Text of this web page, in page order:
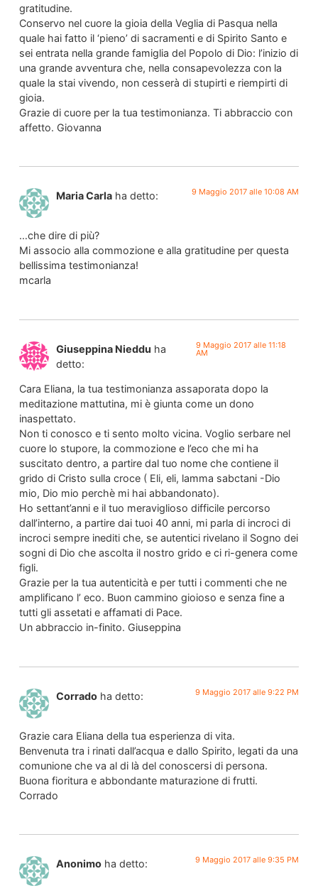
gratitudine.
Conservo nel cuore la gioia della Veglia di Pasqua nella
quale hai fatto il ‘pieno’ di sacramenti e di Spirito Santo e
sei entrata nella grande famiglia del Popolo di Dio: l’inizio di
una grande avventura che, nella consapevolezza con la
quale la stai vivendo, non cesserà di stupirti e riempirti di
gioia.
Grazie di cuore per la tua testimonianza. Ti abbraccio con
affetto. Giovanna
Maria Carla ha detto: 9 Maggio 2017 alle 10:08 AM
…che dire di più?
Mi associo alla commozione e alla gratitudine per questa
bellissima testimonianza!
mcarla
Giuseppina Nieddu ha
detto:
9 Maggio 2017 alle 11:18
AM
Cara Eliana, la tua testimonianza assaporata dopo la
meditazione mattutina, mi è giunta come un dono
inaspettato.
Non ti conosco e ti sento molto vicina. Voglio serbare nel
cuore lo stupore, la commozione e l’eco che mi ha
suscitato dentro, a partire dal tuo nome che contiene il
grido di Cristo sulla croce ( Eli, eli, lamma sabctani -Dio
mio, Dio mio perchè mi hai abbandonato).
Ho settant’anni e il tuo meraviglioso difficile percorso
dall’interno, a partire dai tuoi 40 anni, mi parla di incroci di
incroci sempre inediti che, se autentici rivelano il Sogno dei
sogni di Dio che ascolta il nostro grido e ci ri-genera come
figli.
Grazie per la tua autenticità e per tutti i commenti che ne
amplificano l’ eco. Buon cammino gioioso e senza fine a
tutti gli assetati e affamati di Pace.
Un abbraccio in-finito. Giuseppina
Corrado ha detto: 9 Maggio 2017 alle 9:22 PM
Grazie cara Eliana della tua esperienza di vita.
Benvenuta tra i rinati dall’acqua e dallo Spirito, legati da una
comunione che va al di là del conoscersi di persona.
Buona fioritura e abbondante maturazione di frutti.
Corrado
Anonimo ha detto: 9 Maggio 2017 alle 9:35 PM